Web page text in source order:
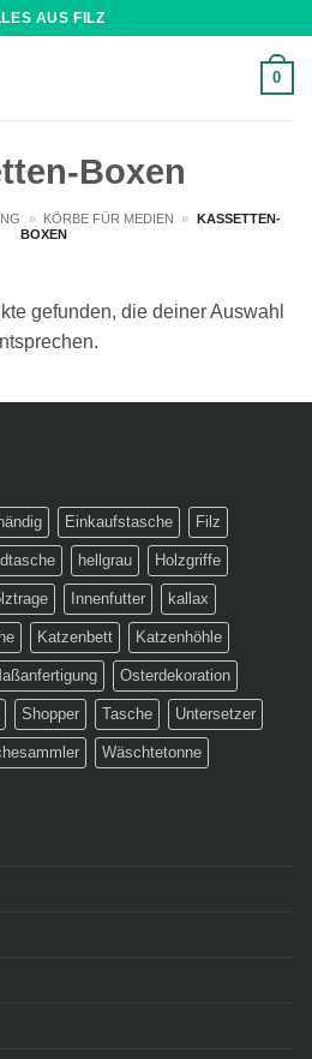
AUS FILZ
0
Boxen
» KÖRBE FÜR MEDIEN »
KASSETTEN-
BOXEN
gefunden, die deiner Auswahl
Einkaufstasche Filz
hellgrau Holzgriffe
Innenfutter kallax
Katzenbett Katzenhöhle
Osterdekoration
Shopper Tasche Untersetzer
Wäschtetonne